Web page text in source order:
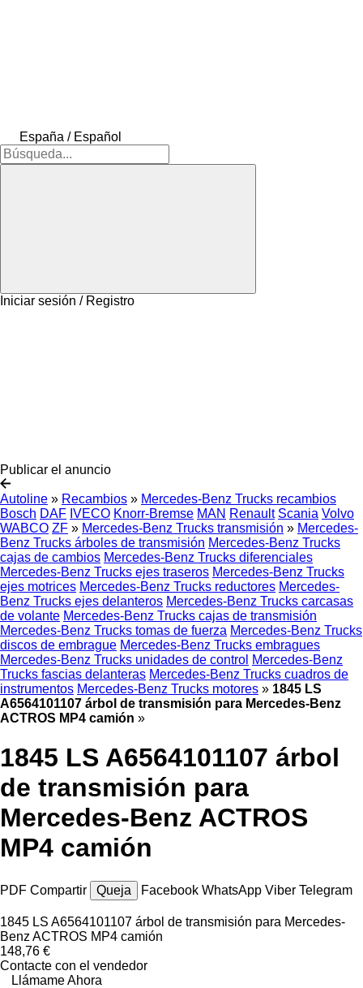
España / Español
Iniciar sesión / Registro
Publicar el anuncio
Autoline » Recambios » Mercedes-Benz Trucks recambios
Bosch DAF IVECO Knorr-Bremse MAN Renault Scania Volvo
WABCO ZF » Mercedes-Benz Trucks transmisión » Mercedes-
Benz Trucks árboles de transmisión Mercedes-Benz Trucks
cajas de cambios Mercedes-Benz Trucks diferenciales
Mercedes-Benz Trucks ejes traseros Mercedes-Benz Trucks
ejes motrices Mercedes-Benz Trucks reductores Mercedes-
Benz Trucks ejes delanteros Mercedes-Benz Trucks carcasas
de volante Mercedes-Benz Trucks cajas de transmisión
Mercedes-Benz Trucks tomas de fuerza Mercedes-Benz Trucks
discos de embrague Mercedes-Benz Trucks embragues
Mercedes-Benz Trucks unidades de control Mercedes-Benz
Trucks fascias delanteras Mercedes-Benz Trucks cuadros de
instrumentos Mercedes-Benz Trucks motores » 1845 LS
A6564101107 árbol de transmisión para Mercedes-Benz
ACTROS MP4 camión »
1845 LS A6564101107 árbol
de transmisión para
Mercedes-Benz ACTROS
MP4 camión
PDF Compartir Queja Facebook WhatsApp Viber Telegram
1845 LS A6564101107 árbol de transmisión para Mercedes-
Benz ACTROS MP4 camión
148,76 €
Contacte con el vendedor
Llámame Ahora